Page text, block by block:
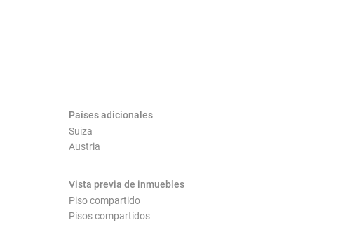
Países adicionales
Suiza
Austria
Vista previa de inmuebles
Piso compartido
Pisos compartidos